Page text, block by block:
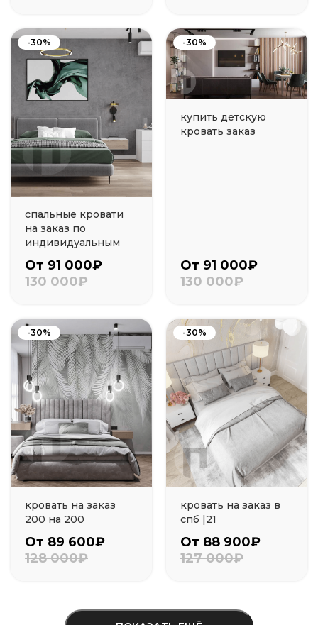
-30%
спальные кровати
на заказ по
индивидуальным
От 91 000₽
130 000₽
-30%
купить детскую
кровать заказ
От 91 000₽
130 000₽
-30%
кровать на заказ
200 на 200
От 89 600₽
128 000₽
-30%
кровать на заказ в
спб |21
От 88 900₽
127 000₽